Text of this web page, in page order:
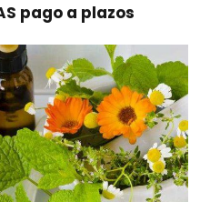
pago a plazos